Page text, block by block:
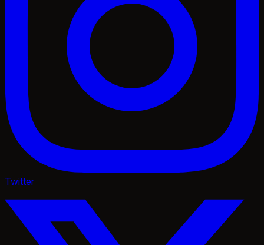
Twitter